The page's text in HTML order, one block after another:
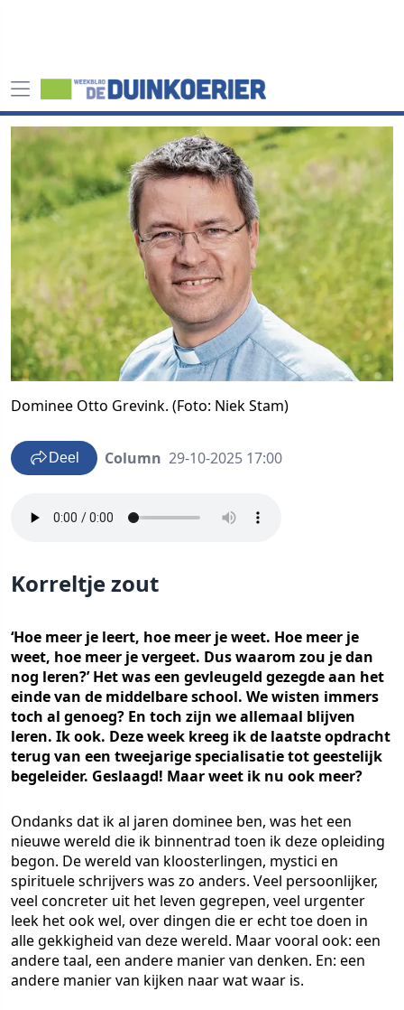
Dominee Otto Grevink. (Foto: Niek Stam)
Deel Column 29-10-2025 17:00
Korreltje zout
‘Hoe meer je leert, hoe meer je weet. Hoe meer je
weet, hoe meer je vergeet. Dus waarom zou je dan
nog leren?’ Het was een gevleugeld gezegde aan het
einde van de middelbare school. We wisten immers
toch al genoeg? En toch zijn we allemaal blijven
leren. Ik ook. Deze week kreeg ik de laatste opdracht
terug van een tweejarige specialisatie tot geestelijk
begeleider. Geslaagd! Maar weet ik nu ook meer?
Ondanks dat ik al jaren dominee ben, was het een
nieuwe wereld die ik binnentrad toen ik deze opleiding
begon. De wereld van kloosterlingen, mystici en
spirituele schrijvers was zo anders. Veel persoonlijker,
veel concreter uit het leven gegrepen, veel urgenter
leek het ook wel, over dingen die er echt toe doen in
alle gekkigheid van deze wereld. Maar vooral ook: een
andere taal, een andere manier van denken. En: een
andere manier van kijken naar wat waar is.